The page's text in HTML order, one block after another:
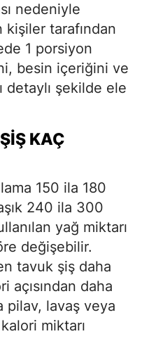
nedeniyle
tarafından
1 porsiyon
besin içeriğini ve
detaylı şekilde ele
KAÇ
150 ila 180
240 ila 300
yağ miktarı
değişebilir.
tavuk şiş daha
açısından daha
pilav, lavaş veya
miktarı